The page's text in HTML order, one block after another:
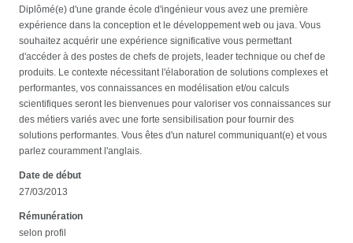
Diplômé(e) d'une grande école d'ingénieur vous avez une première
expérience dans la conception et le développement web ou java. Vous
souhaitez acquérir une expérience significative vous permettant
d'accéder à des postes de chefs de projets, leader technique ou chef de
produits. Le contexte nécessitant l'élaboration de solutions complexes et
performantes, vos connaissances en modélisation et/ou calculs
scientifiques seront les bienvenues pour valoriser vos connaissances sur
des métiers variés avec une forte sensibilisation pour fournir des
solutions performantes. Vous êtes d'un naturel communiquant(e) et vous
parlez couramment l'anglais.
Date de début
27/03/2013
Rémunération
selon profil